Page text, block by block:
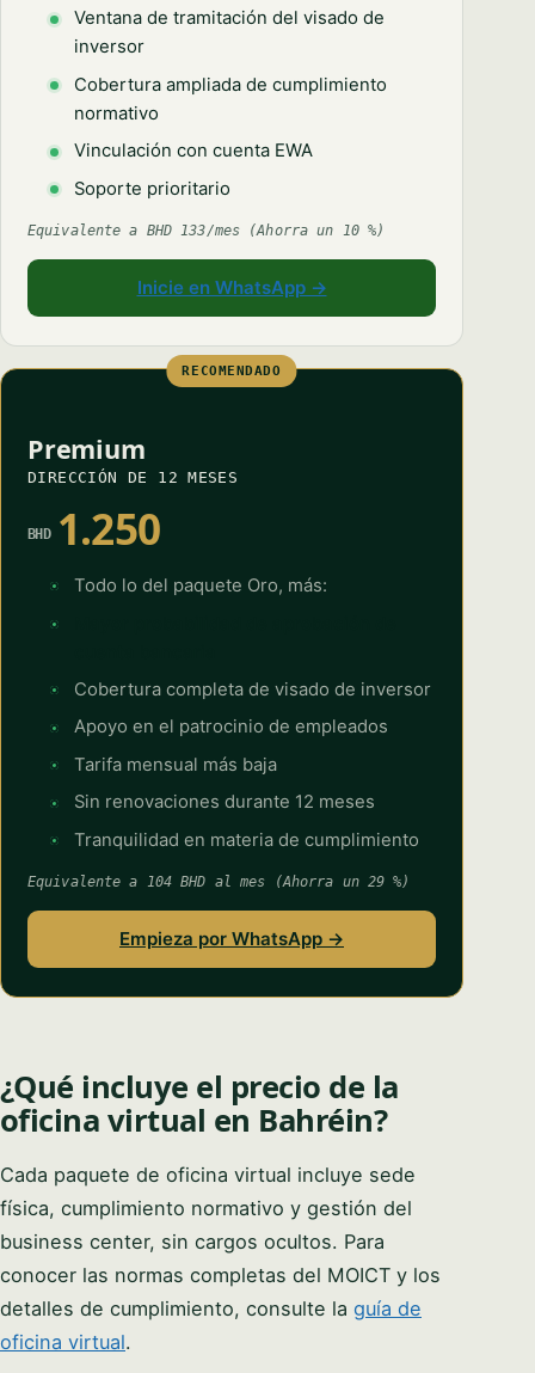
Ventana de tramitación del visado de
inversor
Cobertura ampliada de cumplimiento
normativo
Vinculación con cuenta EWA
Soporte prioritario
Equivalente a BHD 133/mes (Ahorra un 10 %)
Inicie en WhatsApp →
RECOMENDADO
Premium
DIRECCIÓN DE 12 MESES
BHD 1.250
Todo lo del paquete Oro, más:
Cobertura completa de visado de inversor
Apoyo en el patrocinio de empleados
Tarifa mensual más baja
Sin renovaciones durante 12 meses
Tranquilidad en materia de cumplimiento
Equivalente a 104 BHD al mes (Ahorra un 29 %)
Empieza por WhatsApp →
¿Qué incluye el precio de la
oficina virtual en Bahréin?
Cada paquete de oficina virtual incluye sede
física, cumplimiento normativo y gestión del
business center, sin cargos ocultos. Para
conocer las normas completas del MOICT y los
detalles de cumplimiento, consulte la guía de
oficina virtual.
Great to have you here! I'm Syeda Khatoon
Zahra from Setup in Bahrain. We help investors
from around the world register companies
of business activity are you planning?
07:18 AM
YOUR NAME
EMAIL ADDRESS
PHONE / WHATSAPP
Skip for now
No obligation · Replies within 1 business hour · Your data stays